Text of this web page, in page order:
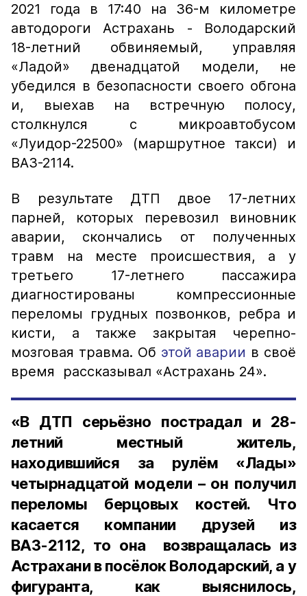
2021 года в 17:40 на 36-м километре
автодороги Астрахань - Володарский
18-летний обвиняемый, управляя
«Ладой» двенадцатой модели, не
убедился в безопасности своего обгона
и, выехав на встречную полосу,
столкнулся с микроавтобусом
«Луидор-22500» (маршрутное такси) и
ВАЗ-2114.
В результате ДТП двое 17-летних
парней, которых перевозил виновник
аварии, скончались от полученных
травм на месте происшествия, а у
третьего 17-летнего пассажира
диагностированы компрессионные
переломы грудных позвонков, ребра и
кисти, а также закрытая черепно-
мозговая травма. Об этой аварии в своё
время рассказывал «Астрахань 24».
«В ДТП серьёзно пострадал и 28-
летний местный житель,
находившийся за рулём «Лады»
четырнадцатой модели – он получил
переломы берцовых костей. Что
касается компании друзей из
ВАЗ-2112, то она возвращалась из
Астрахани в посёлок Володарский, а у
фигуранта, как выяснилось,